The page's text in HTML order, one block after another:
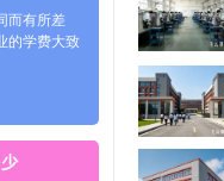
而有所差
的学费大致